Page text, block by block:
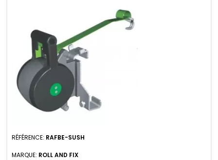
RÉFÉRENCE: RAFBE-SUSH
MARQUE: ROLL AND FIX